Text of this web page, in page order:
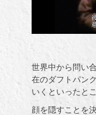
世界中から問い
在のダフトパン
いくといったとこ
顔を隠すことを